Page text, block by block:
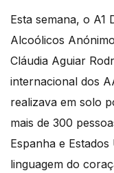
Esta semana, o A1
Alcoólicos
Cláudia Aguiar
internacional dos
realizava em solo
mais de 300
Espanha e
linguagem do